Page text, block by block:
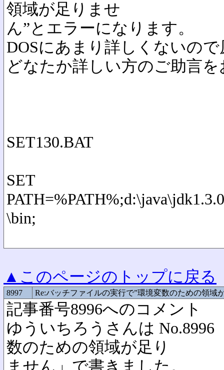
領域が足りませ
ん”とエラーになります。
DOSにあまり詳しくないの
どなたか詳しい方のご助言
SET130.BAT
SET
\bin;
▲このページのトップに戻る
8997 Re:バッチファイルの実行で”環境変数のための領域
記事番号8996へのコメント
ゆういちろうさんは
数のための領域が足り
ません」で書きました。